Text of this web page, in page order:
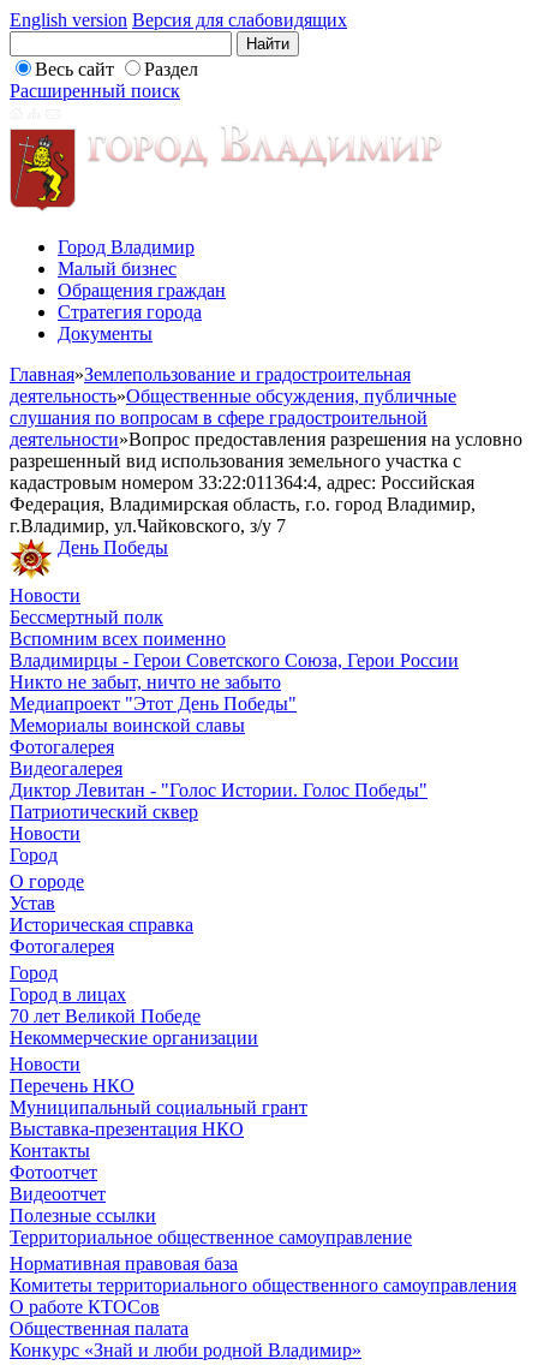
English version Версия для слабовидящих
Весь сайт
Раздел
Расширенный поиск
Город Владимир
Малый бизнес
Обращения граждан
Стратегия города
Документы
Главная»Землепользование и градостроительная
деятельность»Общественные обсуждения, публичные
слушания по вопросам в сфере градостроительной
деятельности»Вопрос предоставления разрешения на условно
разрешенный вид использования земельного участка с
кадастровым номером 33:22:011364:4, адрес: Российская
Федерация, Владимирская область, г.о. город Владимир,
г.Владимир, ул.Чайковского, з/у 7
День Победы
Новости
Бессмертный полк
Вспомним всех поименно
Владимирцы - Герои Советского Союза, Герои России
Никто не забыт, ничто не забыто
Медиапроект "Этот День Победы"
Мемориалы воинской славы
Фотогалерея
Видеогалерея
Диктор Левитан - "Голос Истории. Голос Победы"
Патриотический сквер
Новости
Город
О городе
Устав
Историческая справка
Фотогалерея
Город
Город в лицах
70 лет Великой Победе
Некоммерческие организации
Новости
Перечень НКО
Муниципальный социальный грант
Выставка-презентация НКО
Контакты
Фотоотчет
Видеоотчет
Полезные ссылки
Территориальное общественное самоуправление
Нормативная правовая база
Комитеты территориального общественного самоуправления
О работе КТОСов
Общественная палата
Конкурс «Знай и люби родной Владимир»